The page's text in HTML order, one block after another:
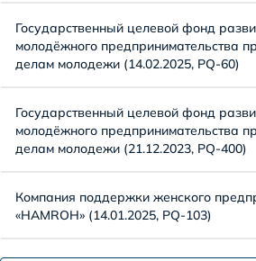
Государственный целевой фонд
молодёжного предпринимательства
делам молодежи (14.02.2025, PQ-60)
Государственный целевой фонд
молодёжного предпринимательства
делам молодежи (21.12.2023, PQ-400)
Компания поддержки женского
«HAMROH» (14.01.2025, PQ-103)